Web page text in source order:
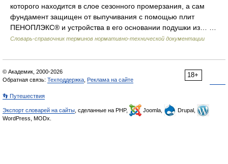
которого находится в слое сезонного промерзания, а сам
фундамент защищен от выпучивания с помощью плит
ПЕНОПЛЭКС® и устройства в его основании подушки из… …
Словарь-справочник терминов нормативно-технической документации
18+
© Академик, 2000-2026
Обратная связь: Техподдержка Реклама на сайте
👣 Путешествия
Экспорт словарей на сайты , сделанные на PHP, Joomla,
Drupal,
WordPress, MODx.